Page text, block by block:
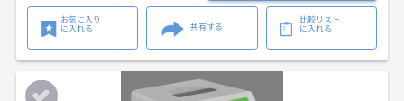
お気に入り
に入れる
共有する
比較リスト
に入れる